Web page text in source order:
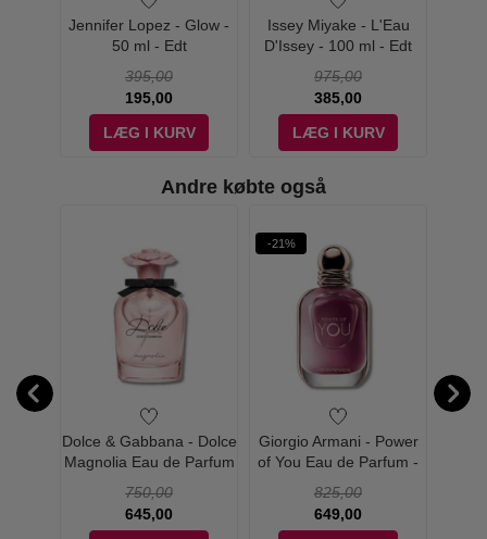
Jennifer Lopez - Glow -
50 ml - Edt
395,00
195,00
LÆG I KURV
Issey Miyake - L'Eau
D'Issey - 100 ml - Edt
975,00
385,00
LÆG I KURV
Andre købte også
Dolce & Gabbana - Dolce
Magnolia Eau de Parfum
750,00
645,00
-21%
Giorgio Armani - Power
of You Eau de Parfum -
825,00
649,00